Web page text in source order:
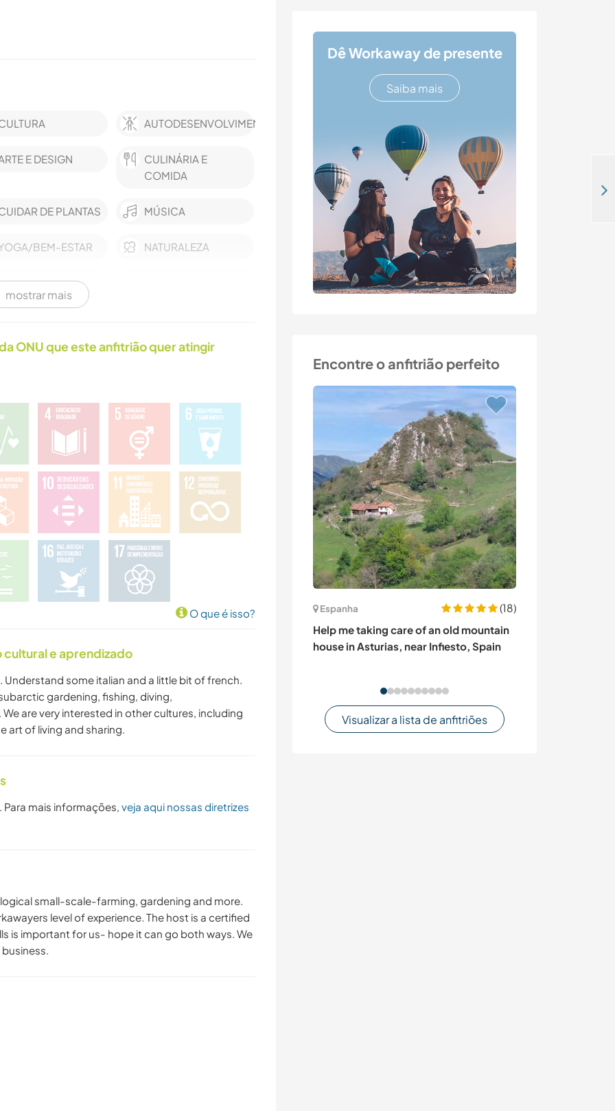
Dê Workaway de presente
Saiba mais
Encontre o anfitrião perfeito
Espanha
(18)
Help me taking care of an old mountain
house in Asturias, near Infiesto, Spain
Visualizar a lista de anfitriões
AUTODESENVOLVIMENTO
E DESIGN
CULINÁRIA E
COMIDA
DE PLANTAS MÚSICA
BEM-ESTAR NATURALEZA
DE
INVERNO
mostrar mais
ONU que este anfitrião quer atingir
O que é isso?
e aprendizado
Understand some italian and a little bit of french.
gardening, fishing, diving,
are very interested in other cultures, including
art of living and sharing.
mais informações, veja aqui nossas diretrizes
small-scale-farming, gardening and more.
level of experience. The host is a certified
is important for us- hope it can go both ways. We